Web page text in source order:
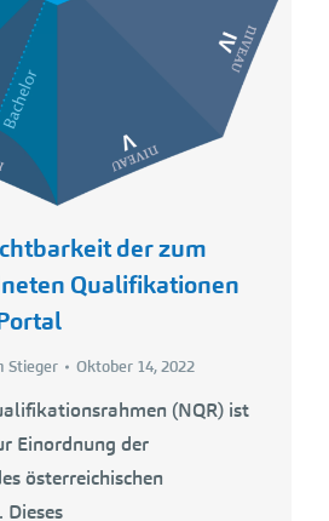
der zum
Qualifikationen
Stieger Oktober 14, 2022
(NQR) ist
Einordnung der
österreichischen
Dieses